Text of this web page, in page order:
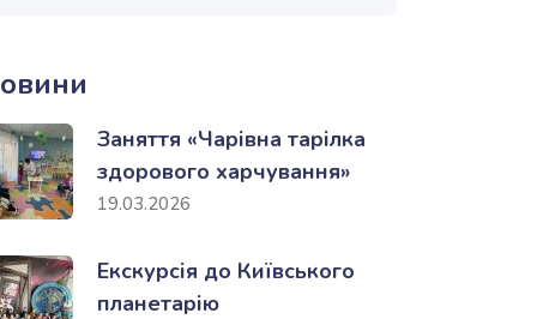
Заняття «Чарівна тарілка
здорового харчування»
19.03.2026
Екскурсія до Київського
планетарію